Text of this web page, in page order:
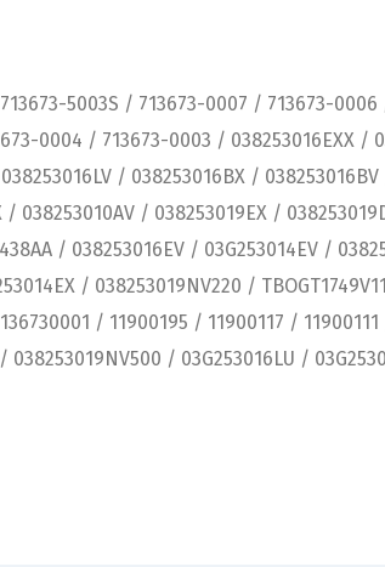
5003S / 713673-0007 / 713673-
0004 / 713673-0003 / 038253016EXX /
/ 038253016BX /
038253010AV / 038253019EX /
/ 038253016EV / 03G253014EV /
/ 038253019NV220 /
/ 11900195 / 11900117 /
/ 03G253016LU /